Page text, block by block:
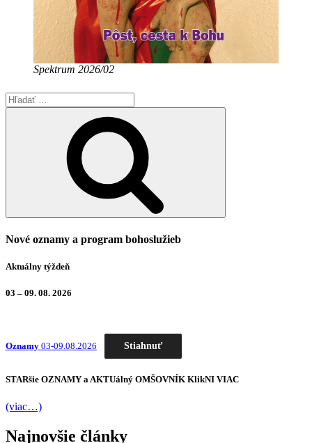
Spektrum 2026/02
Hľadať:
Nové oznamy a program bohoslužieb
Aktuálny týždeň
03 – 09. 08. 2026
Oznamy 03-09.08.2026 Stiahnuť
STARšie OZNAMY a AKTUálný OMŠOVNÍK KlikNI VIAC
(viac…)
Najnovšie články